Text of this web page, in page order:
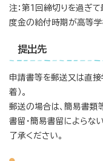
注：第1回締切りを過ぎ
度金の給付時期が高等学
提出先
申請書等を郵送又は直接
着）。
郵送の場合は、簡易書類
書留・簡易書留によらな
了承ください。